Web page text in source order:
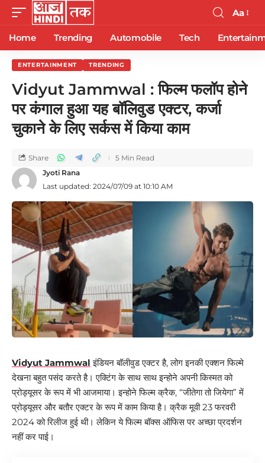
Aa
Home Trending Automobile Tech
ENTERTAINMENT TRENDING
Vidyut Jammwal : फिल्म फलॉप होने
पर कंगाल हुआ यह बॉलिवुड एक्टर, कर्जा
चुकाने के लिए सर्कस में किया काम
Last updated: 2024/07/09 at 10:10 AM
Jyoti Rana
Share 5 Min Read
Vidyut Jammwal इंडियन बॉलीवुड एक्टर है, लोग इनकी एक्शन फिल्मे
देखना बहुत पसंद करते है। एक्टिंग के साथ साथ इन्होने अपनी किस्मत को
प्रोड्यूसर के रूप में भी आजमाया। इन्होने फिल्म क्रैक, “जीतेगा तो जियेगा” में
प्रोड्यूसर और बतौर एक्टर के रूप में काम किया है। क्रैक मूवी 23 फरवरी
2024 को रिलीज हुई थी। लेकिन ये फिल्म बॉक्स ऑफिस पर अच्छा प्रदर्शन
नहीं कर पाई।